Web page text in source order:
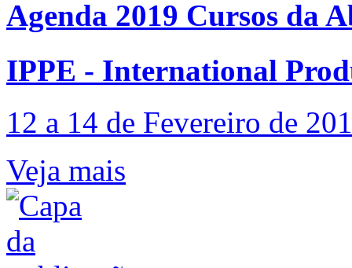
Agenda 2019 Cursos da
IPPE - International
12 a 14 de Fevereiro de
Veja mais